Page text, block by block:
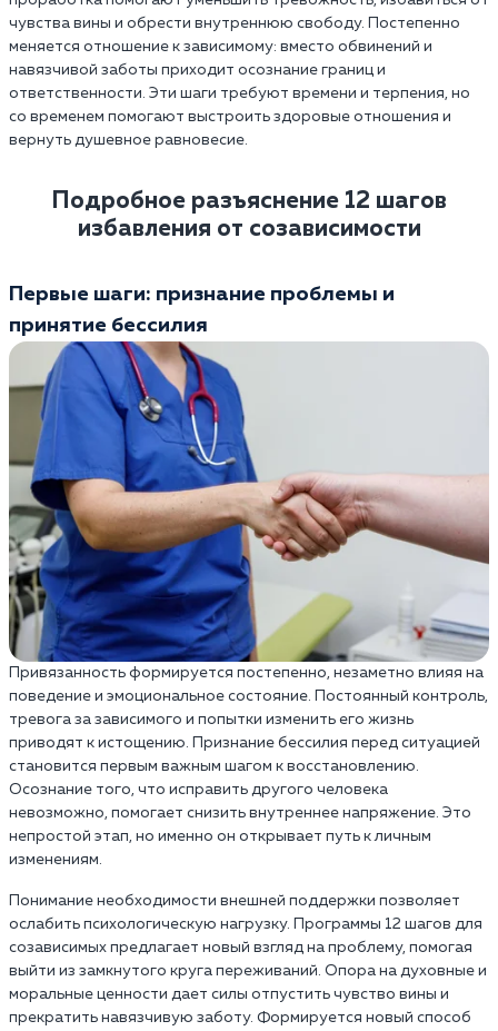
чувства вины и обрести внутреннюю свободу. Постепенно
меняется отношение к зависимому: вместо обвинений и
навязчивой заботы приходит осознание границ и
ответственности. Эти шаги требуют времени и терпения, но
со временем помогают выстроить здоровые отношения и
вернуть душевное равновесие.
Подробное разъяснение 12 шагов
избавления от созависимости
Первые шаги: признание проблемы и
принятие бессилия
Привязанность формируется постепенно, незаметно влияя на
поведение и эмоциональное состояние. Постоянный контроль,
тревога за зависимого и попытки изменить его жизнь
приводят к истощению. Признание бессилия перед ситуацией
становится первым важным шагом к восстановлению.
Осознание того, что исправить другого человека
невозможно, помогает снизить внутреннее напряжение. Это
непростой этап, но именно он открывает путь к личным
изменениям.
Понимание необходимости внешней поддержки позволяет
ослабить психологическую нагрузку. Программы 12 шагов для
созависимых предлагает новый взгляд на проблему, помогая
выйти из замкнутого круга переживаний. Опора на духовные и
моральные ценности дает силы отпустить чувство вины и
прекратить навязчивую заботу. Формируется новый способ